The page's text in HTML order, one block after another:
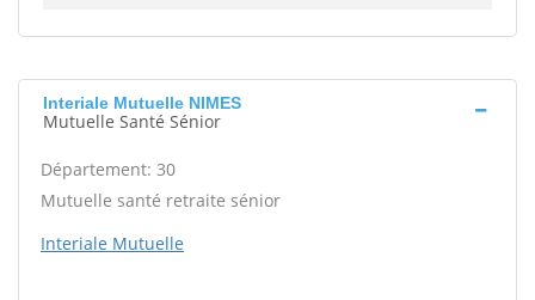
Interiale Mutuelle NIMES
Mutuelle Santé Sénior
Département: 30
Mutuelle santé retraite sénior
Interiale Mutuelle